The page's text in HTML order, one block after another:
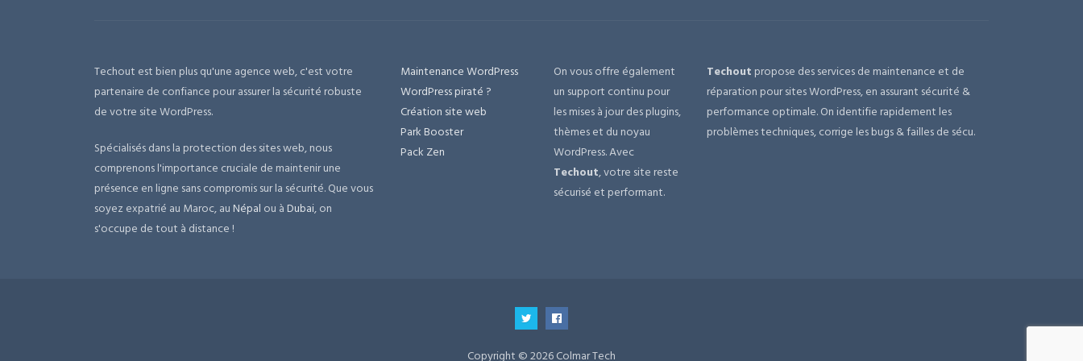
Techout est bien plus qu'une agence web, c'est votre
partenaire de confiance pour assurer la sécurité robuste
de votre site WordPress.
Spécialisés dans la protection des sites web, nous
comprenons l'importance cruciale de maintenir une
présence en ligne sans compromis sur la sécurité. Que vous
soyez expatrié au Maroc, auNépal ou àDubai, on
s'occupe de tout à distance !
Maintenance WordPress
WordPress piraté ?
Création site web
Park Booster
Pack Zen
On vous offre également
un support continu pour
les mises à jour des plugins,
thèmes et du noyau
WordPress. Avec
Techout, votre site reste
sécurisé et performant.
Techout propose des services de maintenance et de
réparation pour sites WordPress, en assurant sécurité &
performance optimale. On identifie rapidement les
problèmes techniques, corrige les bugs & failles de sécu.
Copyright © 2026 Colmar Tech